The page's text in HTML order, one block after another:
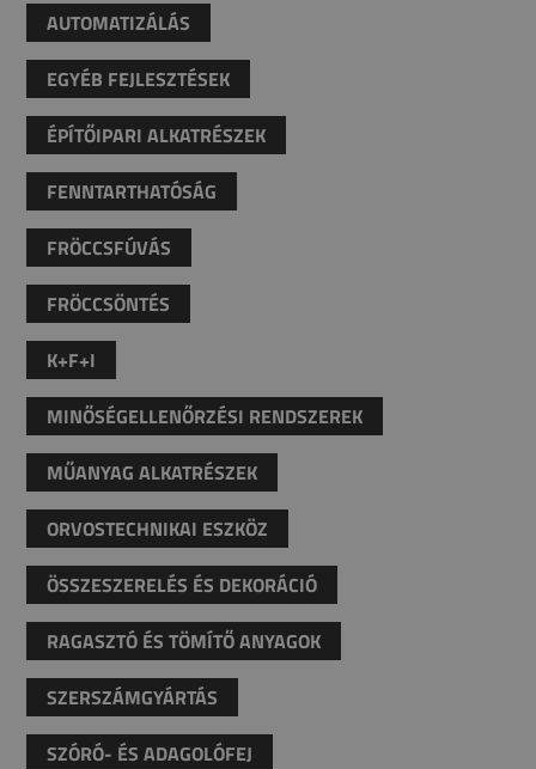
AUTOMATIZÁLÁS
EGYÉB FEJLESZTÉSEK
ÉPÍTŐIPARI ALKATRÉSZEK
FENNTARTHATÓSÁG
FRÖCCSFÚVÁS
FRÖCCSÖNTÉS
K+F+I
MINŐSÉGELLENŐRZÉSI RENDSZEREK
MŰANYAG ALKATRÉSZEK
ORVOSTECHNIKAI ESZKÖZ
ÖSSZESZERELÉS ÉS DEKORÁCIÓ
RAGASZTÓ ÉS TÖMÍTŐ ANYAGOK
SZERSZÁMGYÁRTÁS
SZÓRÓ- ÉS ADAGOLÓFEJ